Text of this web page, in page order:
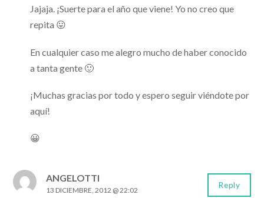
Jajaja. ¡Suerte para el año que viene! Yo no creo que
repita 😛
En cualquier caso me alegro mucho de haber conocido
a tanta gente 🙂
¡Muchas gracias por todo y espero seguir viéndote por
aquí!
😀
ANGELOTTI
13 DICIEMBRE, 2012 @ 22:02
Reply